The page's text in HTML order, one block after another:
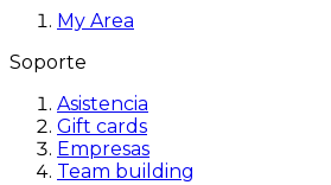
My Area
Soporte
Asistencia
Gift cards
Empresas
Team building